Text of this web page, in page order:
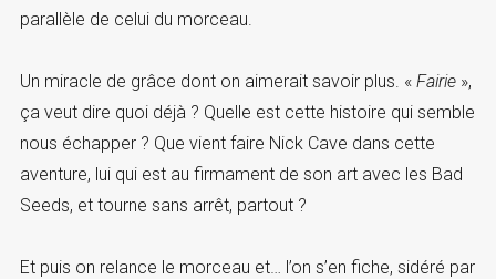
parallèle de celui du morceau.
Un miracle de grâce dont on aimerait savoir plus. « Fairie»,
ça veut dire quoi déjà ? Quelle est cette histoire qui semble
nous échapper ? Que vient faire Nick Cave dans cette
aventure, lui qui est au firmament de son art avec les Bad
Seeds, et tourne sans arrêt, partout ?
Et puis on relance le morceau et… l’on s’en fiche, sidéré par